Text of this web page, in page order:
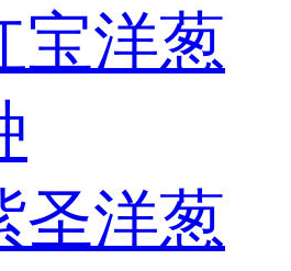
宝洋葱
圣洋葱